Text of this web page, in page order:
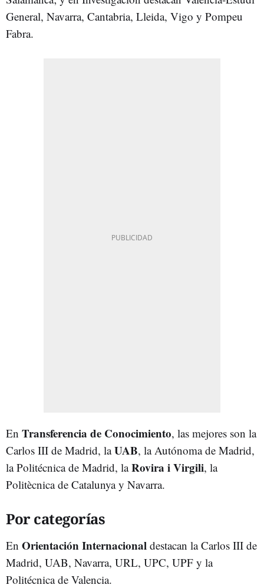
General, Navarra, Cantabria, Lleida, Vigo y Pompeu
Fabra.
En Transferencia de Conocimiento, las mejores son la
Carlos III de Madrid, laUAB, la Autónoma de Madrid,
la Politécnica de Madrid, laRovira i Virgili, la
Politècnica de Catalunya y Navarra.
Por categorías
En Orientación Internacional destacan la Carlos III de
Madrid, UAB, Navarra, URL, UPC, UPF y la
Politécnica de Valencia.